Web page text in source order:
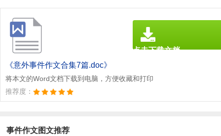
《意外事件作文合集7篇.doc》
将本文的Word文档下载到电脑，方便收藏和打印
推荐度：
点击下载文档
事件作文图文推荐